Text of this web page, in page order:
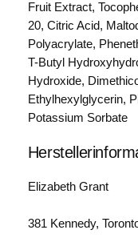
b
e
r
E
d
i
t
o
2
h
Fruit Extract,
20, Citric Acid,
Polyacrylate,
T-Butyl
Hydroxide,
Ethylhexylglycerin,
Potassium Sorbate
Elizabeth Grant
381 Kennedy,